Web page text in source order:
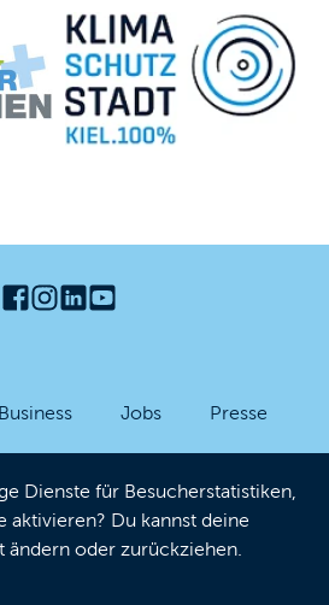
Business Jobs Presse
Cookies
Dienste für Besucherstatistiken,
aktivieren? Du kannst deine
oder zurückziehen.